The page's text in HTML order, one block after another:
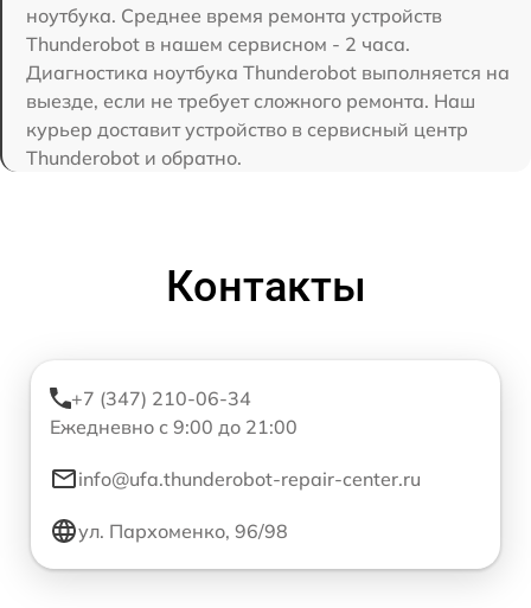
ноутбука. Среднее время ремонта устройств
Thunderobot в нашем сервисном - 2 часа.
Диагностика ноутбука Thunderobot выполняется на
выезде, если не требует сложного ремонта. Наш
курьер доставит устройство в сервисный центр
Thunderobot и обратно.
Контакты
+7 (347) 210-06-34
Ежедневно с 9:00 до 21:00
info@ufa.thunderobot-repair-center.ru
ул. Пархоменко, 96/98